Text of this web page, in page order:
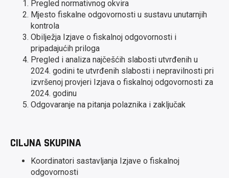
Pregled normativnog okvira
Mjesto fiskalne odgovornosti u sustavu unutarnjih
kontrola
Obilježja Izjave o fiskalnoj odgovornosti i
pripadajućih priloga
Pregled i analiza najčešćih slabosti utvrđenih u
2024. godini te utvrđenih slabosti i nepravilnosti pri
izvršenoj provjeri Izjava o fiskalnoj odgovornosti za
2024. godinu
Odgovaranje na pitanja polaznika i zaključak
CILJNA SKUPINA
Koordinatori sastavljanja Izjave o fiskalnoj
odgovornosti